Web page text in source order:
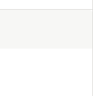
ドに行きましょう
を確かめて合いま
行ってしまいまし
とあっという間に
になりました😭